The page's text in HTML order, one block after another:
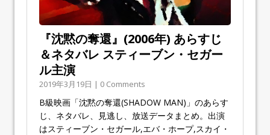
『沈黙の奪還』(2006年) あらすじ
＆ネタバレ スティーブン・セガー
ル主演
2019年3月19日 | 0 Comments
B級映画「沈黙の奪還(SHADOW MAN)」のあらす
じ、ネタバレ、見逃し、放送データまとめ。出演
はスティーブン・セガール,エバ・ホープ,スカイ・